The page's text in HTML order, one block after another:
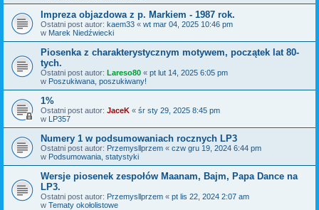
Impreza objazdowa z p. Markiem - 1987 rok.
Ostatni post autor: kaem33 « wt mar 04, 2025 10:46 pm
w Marek Niedźwiecki
Piosenka z charakterystycznym motywem, początek lat 80-
tych.
Ostatni post autor: Lareso80 « pt lut 14, 2025 6:05 pm
w Poszukiwana, poszukiwany!
1%
Ostatni post autor: JaceK « śr sty 29, 2025 8:45 pm
w LP357
Numery 1 w podsumowaniach rocznych LP3
Ostatni post autor: Przemysllprzem « czw gru 19, 2024 6:44 pm
w Podsumowania, statystyki
Wersje piosenek zespołów Maanam, Bajm, Papa Dance na
LP3.
Ostatni post autor: Przemysllprzem « pt lis 22, 2024 2:07 am
w Tematy okołolistowe